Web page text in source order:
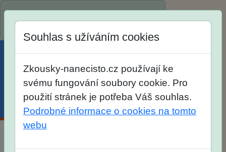
Souhlas s užíváním cookies
Zkousky-nanecisto.cz používají ke
svému fungování soubory cookie. Pro
použití stránek je potřeba Váš souhlas.
Podrobné informace o cookies na tomto
webu